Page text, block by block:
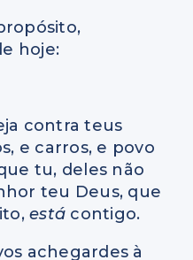
hoje:
contra teus
e carros, e povo
tu, deles não
teu Deus, que
está contigo.
achegardes à